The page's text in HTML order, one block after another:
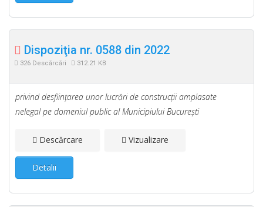
Dispoziţia nr. 0588 din 2022
326 Descărcări 312.21 KB
privind desfiinţarea unor lucrări de construcţii amplasate
nelegal pe domeniul public al Municipiului Bucureşti
Descărcare Vizualizare
Detalii